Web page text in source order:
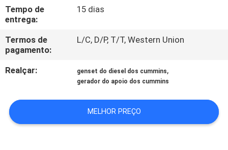
CONTACTE-
NOS
PEÇA
UMAS
MAPA
Tempo de
entrega:
15 dias
Termos de
pagamento:
L/C, D/P, T/T, Western Union
Realçar: genset do diesel dos cummins,
gerador do apoio dos cummins
MELHOR PREÇO